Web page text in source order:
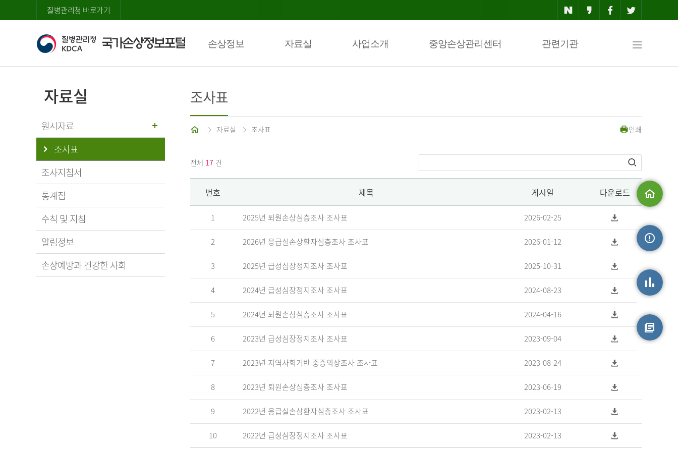
질병관리청 바로가기
손상정보 자료실 사업소개 중앙손상관리센터 관련기관
맵
자료실
원시자료
조사표
조사지침서
통계집
수칙 및 지침
알림정보
손상예방과 건강한 사회
조사표
홈 자료실 조사표 인쇄
전체 17 건
번호 제목 게시일 다운로드
1 2025년 퇴원손상심층조사 조사표 2026-02-25
2 2026년 응급실손상환자심층조사 조사표 2026-01-12
3 2025년 급성심장정지조사 조사표 2025-10-31
4 2024년 급성심장정지조사 조사표 2024-08-23
5 2024년 퇴원손상심층조사 조사표 2024-04-16
6 2023년 급성심장정지조사 조사표 2023-09-04
7 2023년 지역사회기반 중증외상조사 조사표 2023-08-24
8 2023년 퇴원손상심층조사 조사표 2023-06-19
9 2022년 응급실손상환자심층조사 조사표 2023-02-13
10 2022년 급성심장정지조사 조사표 2023-02-13